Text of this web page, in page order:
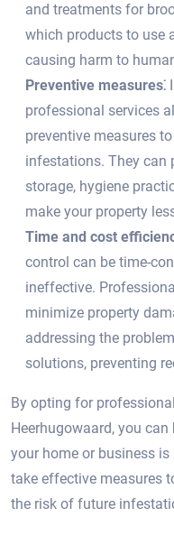
and treatments for
which products to use
causing harm to
Preventive measures⁚
professional services
preventive measures
infestations.​ They can
storage, hygiene
make your property
Time and cost
control can be time-
ineffective.​
minimize property
addressing the
solutions, preventing
By opting for
Heerhugowaard, you
your home or business
take effective measures
the risk of future